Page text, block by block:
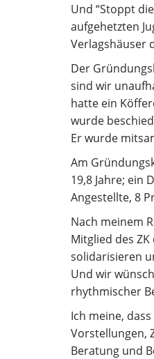
Und “Stoppt
aufgehetzten
Verlagshäuser
Der
sind wir
hatte ein
wurde
Er wurde
Am
19,8 Jahre; ein
Angestellte, 8
Nach meinem
Mitglied des
solidarisieren
Und wir
rhythmischer
Ich meine,
Vorstellungen,
Beratung und